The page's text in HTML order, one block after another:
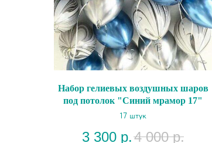
Набор гелиевых воздушных шаров
под потолок "Синий мрамор 17"
17 штук
3 300 р.4 000 р.